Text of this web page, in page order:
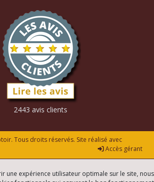
2443 avis clients
Tous droits réservés. Site réalisé avec
Accès gérant
une expérience utilisateur optimale sur le site, nous